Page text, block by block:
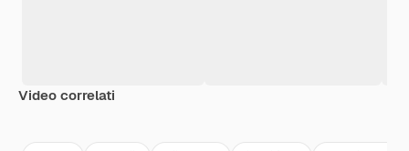
Video correlati